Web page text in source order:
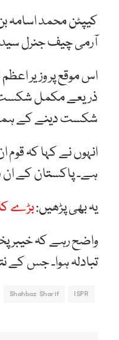
کیپٹن محمد اسامہ
آرمی چیف جنرل سید
اس موقع پر وزیر
ذریعے مکمل شکست
شکست دینے کے
انہوں نے کہا کہ
ہے۔ پاکستان کے
یہ بھی پڑھیں:بڑے
واضح رہے کہ
تبادلہ ہوا۔ جس کے نتیجے
ISPR
Shahbaz Sharif